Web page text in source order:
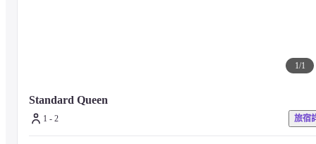
1/1
Standard Queen
1 - 2 旅宿